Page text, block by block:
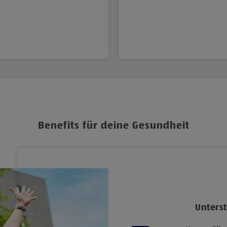
Benefits für deine Gesundheit
Sportevents